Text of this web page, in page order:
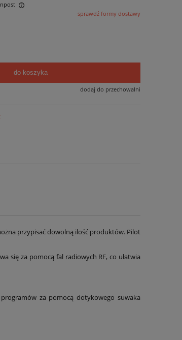
sprawdź formy dostawy
do koszyka
dodaj do przechowalni
przypisać dowolną ilość produktów. Pilot
się za pomocą fal radiowych RF, co ułatwia
za pomocą dotykowego suwaka